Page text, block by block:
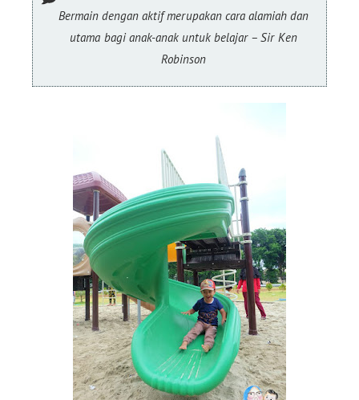
Bermain dengan aktif merupakan cara alamiah dan
utama bagi anak-anak untuk belajar – Sir Ken
Robinson